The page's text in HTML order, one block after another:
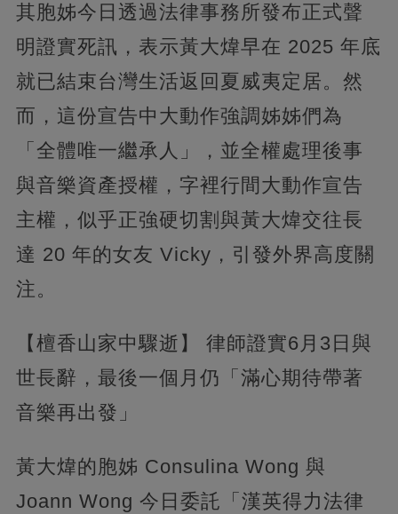
其胞姊今日透過法律事務所發布正式聲
明證實死訊，表示黃大煒早在 2025 年底
就已結束台灣生活返回夏威夷定居。然
而，這份宣告中大動作強調姊姊們為
「全體唯一繼承人」，並全權處理後事
與音樂資產授權，字裡行間大動作宣告
主權，似乎正強硬切割與黃大煒交往長
達 20 年的女友 Vicky，引發外界高度關
注。
【檀香山家中驟逝】 律師證實6月3日與
世長辭，最後一個月仍「滿心期待帶著
音樂再出發」
黃大煒的胞姊 Consulina Wong 與
Joann Wong 今日委託「漢英得力法律